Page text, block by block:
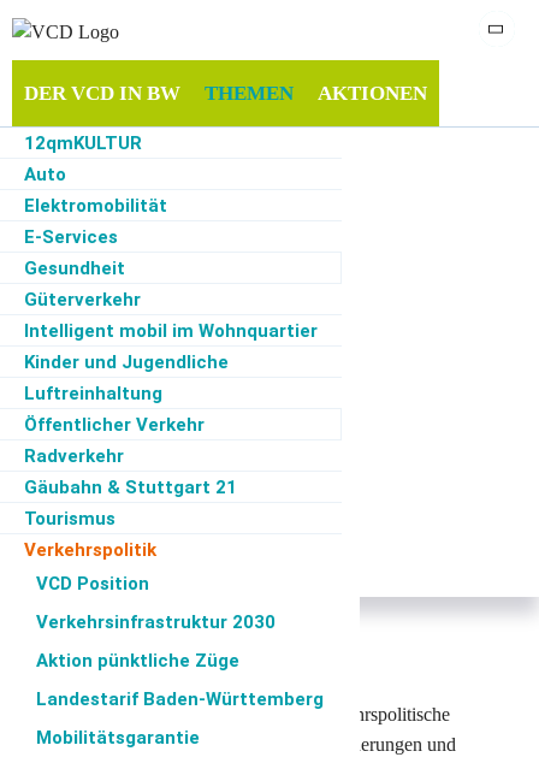
DER VCD IN BW THEMEN
12qmKULTUR
Auto
Elektromobilität
E-Services
Gesundheit
Güterverkehr
Intelligent mobil im Wohnquartier
Kinder und Jugendliche
Luftreinhaltung
Öffentlicher Verkehr
Radverkehr
Gäubahn & Stuttgart 21
Tourismus
Verkehrspolitik
VCD Position
Verkehrsinfrastruktur 2030
Aktion pünktliche Züge
Landestarif Baden-Württemberg
Mobilitätsgarantie
Verkehrssicherheit
AKTIONEN
INFOTHEK
Start·Themen·Verkehrspolitik
Endstation Stuttgart-Vaihingen
Der VCD beobachtet und kommentiert verkehrspolitische
Entscheidungen, mischt sich mit eigenen Forderungen und